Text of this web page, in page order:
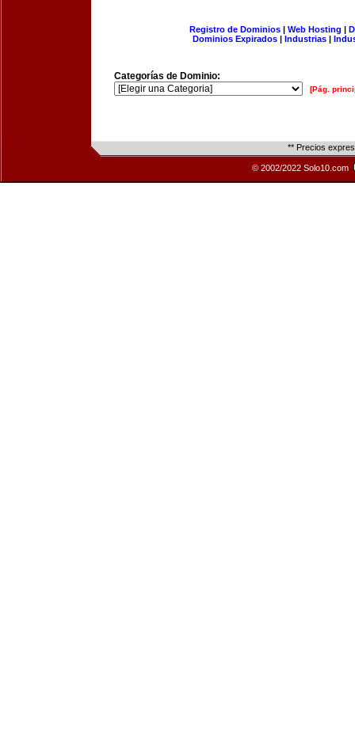
Registro de Dominios| Web Hosting |
Dominios Expirados | Industrias |
Categorías de Dominio:
[Pág.
** Precios
© 2002/2022 Solo10.com